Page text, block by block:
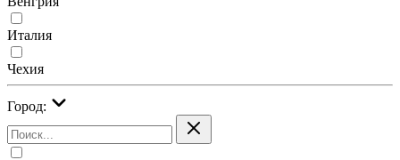
Италия
Чехия
Город: